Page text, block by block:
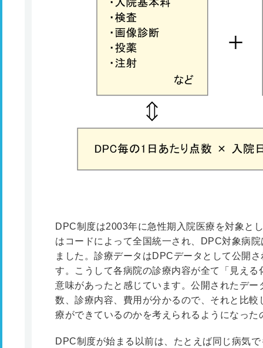
DPC制度は2003年に急性期入院医療を対象と
はコードによって全国統一され、DPC対象病
ました。診療データはDPCデータとして公開
す。こうして各病院の診療内容が全て「見え
意味があったと感じています。公開されたデ
数、診療内容、費用が分かるので、それと比
療ができているのかを考えられるようになった
DPC制度が始まる以前は、たとえば同じ病気